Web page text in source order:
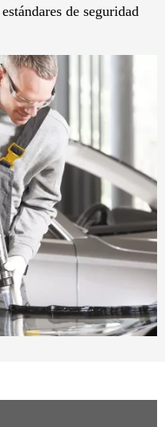
de seguridad